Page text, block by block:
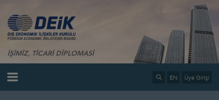
İŞİMİZ, TİCARİ DİPLOMASİ
EN Üye Girişi